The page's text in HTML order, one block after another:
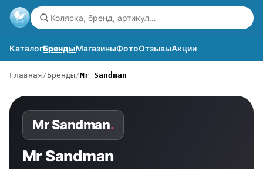
КаталогБрендыМагазиныФотоОтзывыАкции
Главная Бренды Mr Sandman
Mr Sandman.
Mr Sandman